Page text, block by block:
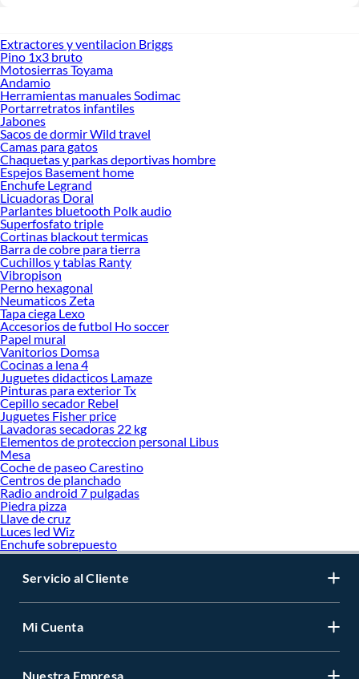
Extractores y ventilacion Briggs
Pino 1x3 bruto
Motosierras Toyama
Andamio
Herramientas manuales Sodimac
Portarretratos infantiles
Jabones
Sacos de dormir Wild travel
Camas para gatos
Chaquetas y parkas deportivas hombre
Espejos Basement home
Enchufe Legrand
Licuadoras Doral
Parlantes bluetooth Polk audio
Superfosfato triple
Cortinas blackout termicas
Barra de cobre para tierra
Cuchillos y tablas Ranty
Vibropison
Perno hexagonal
Neumaticos Zeta
Tapa ciega Lexo
Accesorios de futbol Ho soccer
Papel mural
Vanitorios Domsa
Cocinas a lena 4
Juguetes didacticos Lamaze
Pinturas para exterior Tx
Cepillo secador Rebel
Juguetes Fisher price
Lavadoras secadoras 22 kg
Elementos de proteccion personal Libus
Mesa
Coche de paseo Carestino
Centros de planchado
Radio android 7 pulgadas
Piedra pizza
Llave de cruz
Luces led Wiz
Enchufe sobrepuesto
Servicio al Cliente
Mi Cuenta
Nuestra Empresa